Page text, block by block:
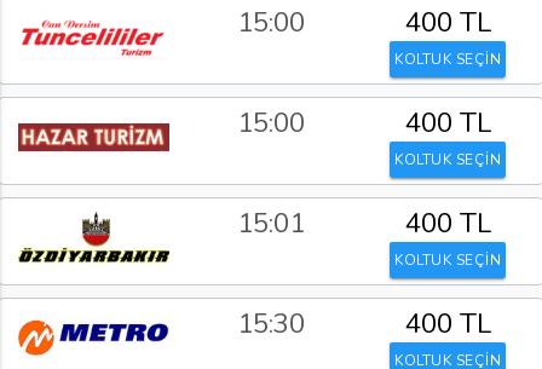
15:00 400 TL
KOLTUK SEÇİN
15:00 400 TL
KOLTUK SEÇİN
15:01 400 TL
KOLTUK SEÇİN
15:30 400 TL
KOLTUK SEÇİN